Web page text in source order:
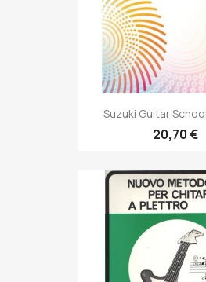
Suzuki Guitar School
20,70 €